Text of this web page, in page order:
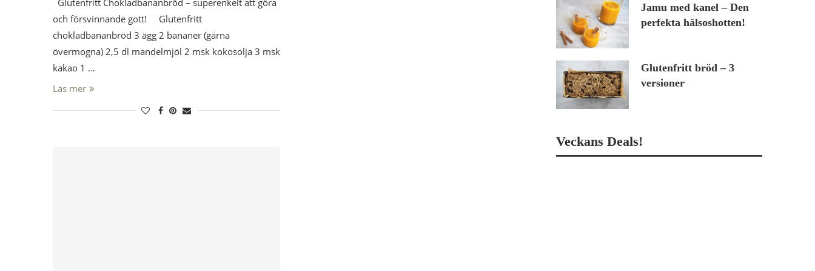
Glutenfritt Chokladbananbröd – superenkelt att göra
och försvinnande gott! Glutenfritt
chokladbananbröd 3 ägg 2 bananer (gärna
övermogna) 2,5 dl mandelmjöl 2 msk kokosolja 3 msk
kakao 1 …
Läs mer
Jamu med kanel – Den
perfekta hälsoshotten!
Glutenfritt bröd – 3
versioner
Veckans Deals!